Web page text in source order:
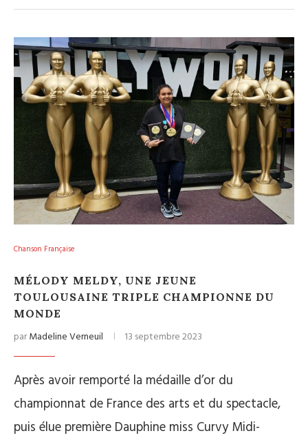
Chanson Française
MÉLODY MELDY, UNE JEUNE
TOULOUSAINE TRIPLE CHAMPIONNE DU
MONDE
parMadeline Verneuil 13 septembre 2023
Après avoir remporté la médaille d’or du
championnat de France des arts et du spectacle,
puis élue première Dauphine miss Curvy Midi-